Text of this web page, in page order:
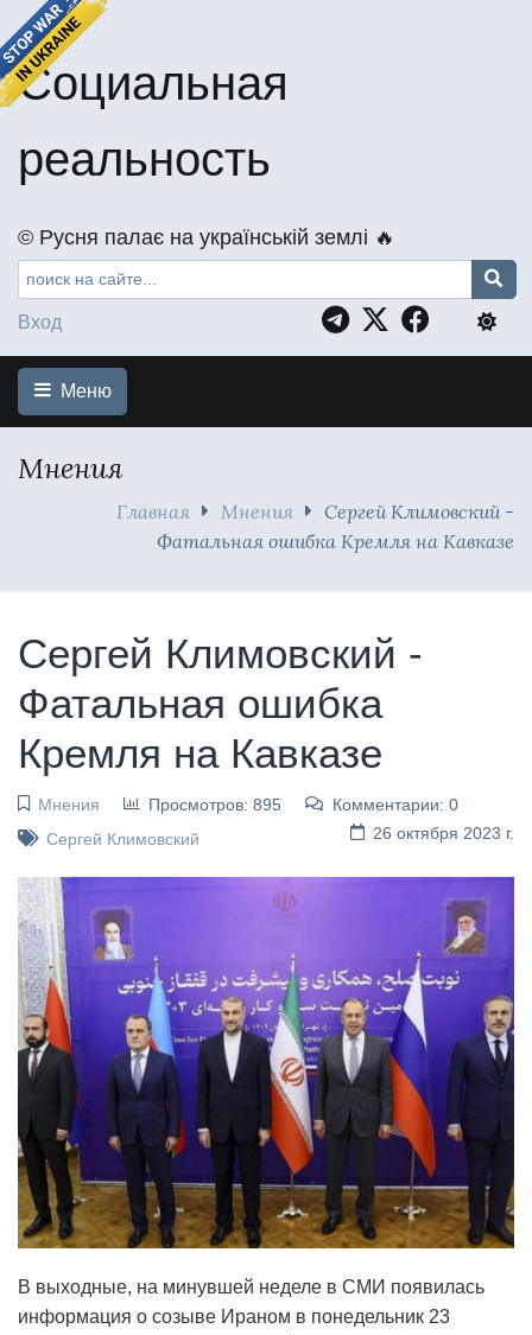
Социальная
реальность
©️ Русня палає на українській землі 🔥
Вход
Меню
Мнения
Главная Мнения
Сергей Климовский -
Фатальная ошибка Кремля на Кавказе
Сергей Климовский -
Фатальная ошибка
Кремля на Кавказе
Мнения Просмотров: 895
Комментарии: 0
26 октября 2023 г.
Сергей Климовский
В выходные, на минувшей неделе в СМИ появилась
информация о созыве Ираном в понедельник 23